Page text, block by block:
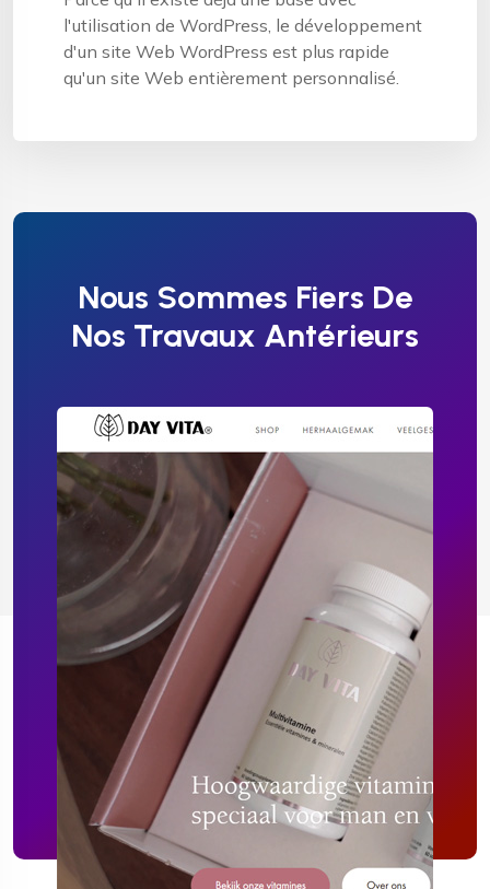
l'utilisation de WordPress, le développement
d'un site Web WordPress est plus rapide
qu'un site Web entièrement personnalisé.
Nous Sommes Fiers De
Nos Travaux Antérieurs